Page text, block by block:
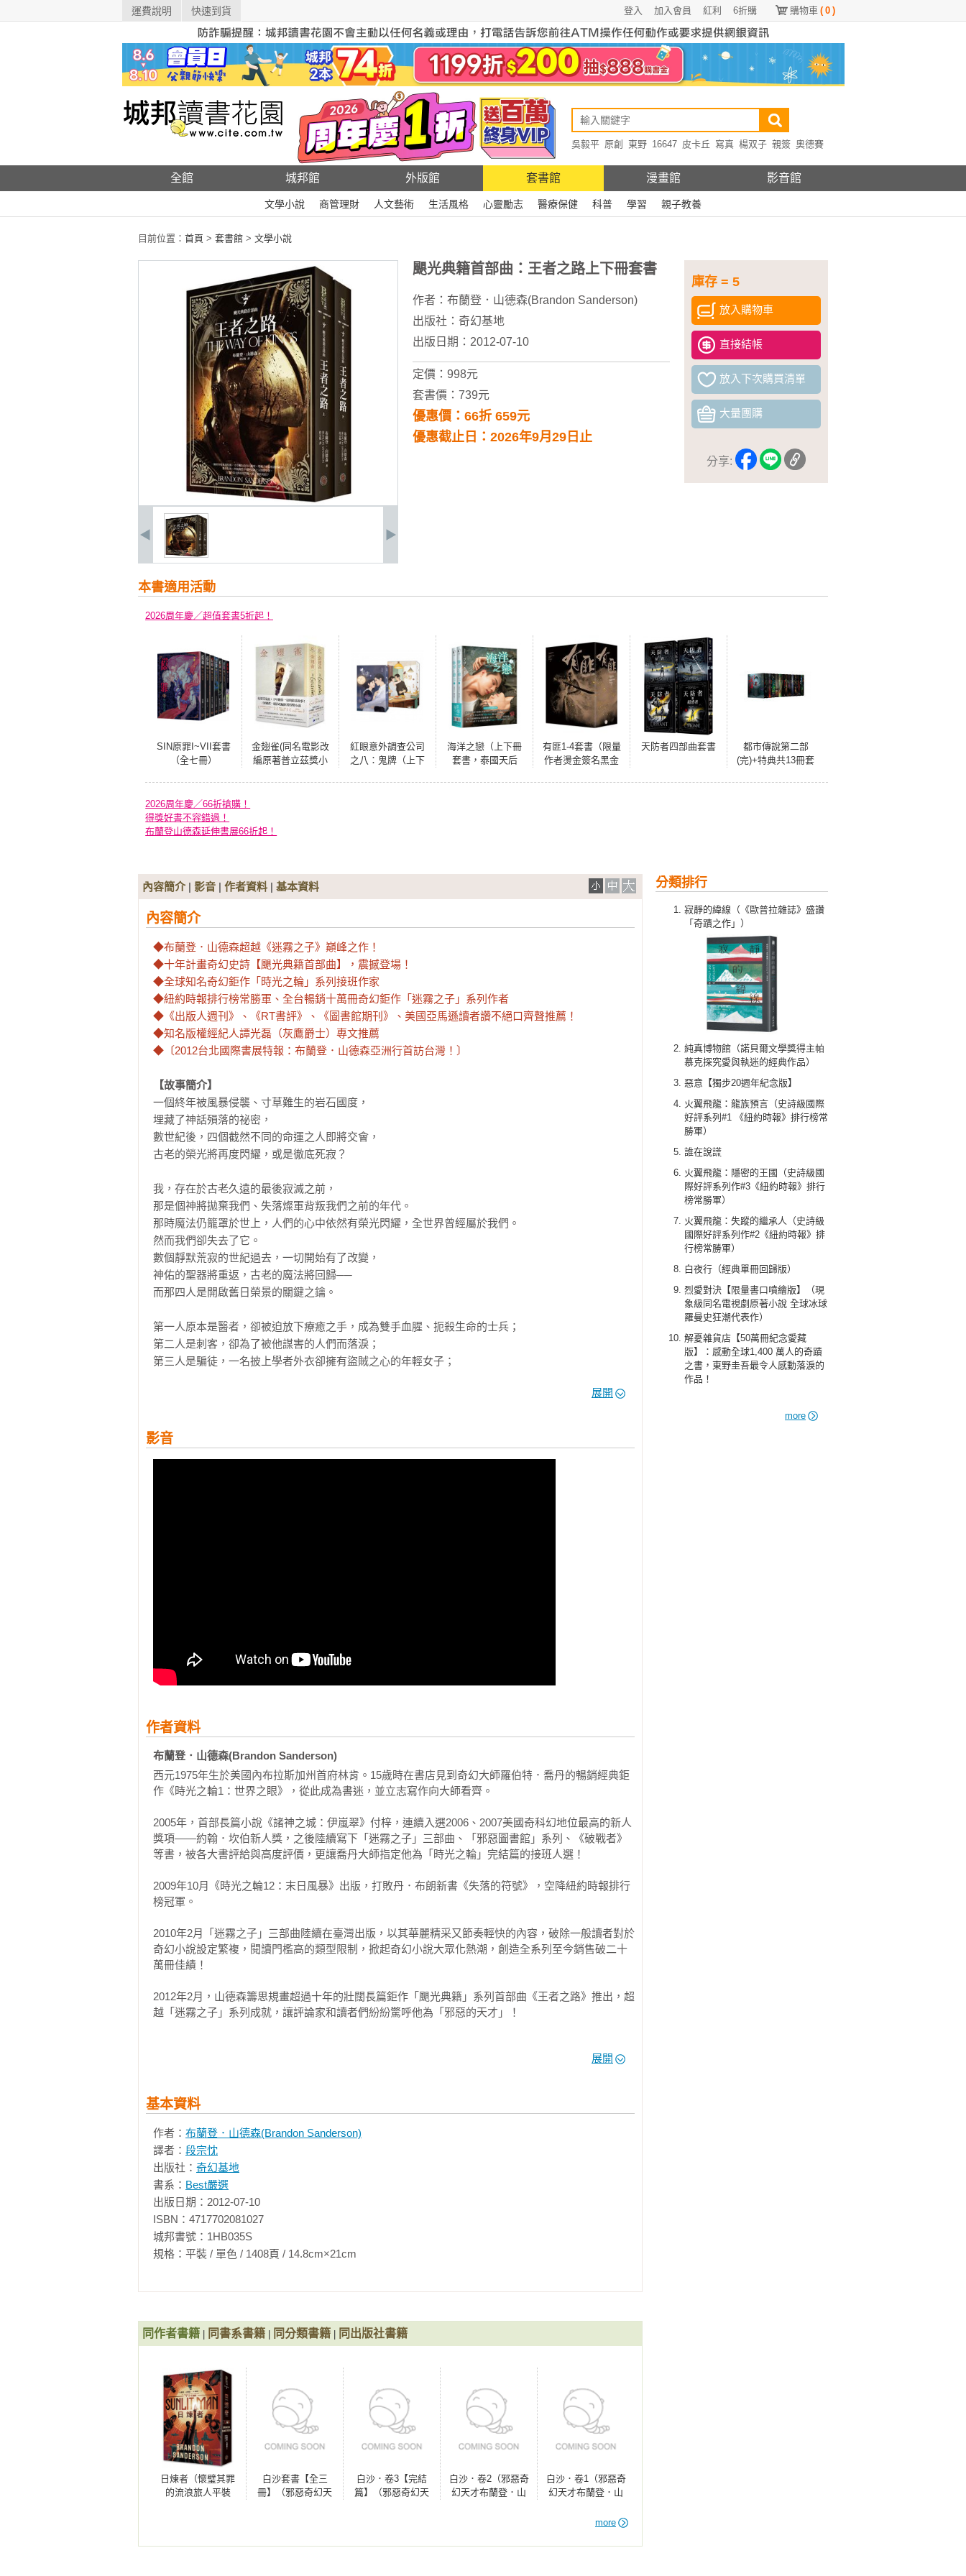
運費說明 快速到貨 購物車 ( 0 )
6折購
紅利
加入會員
登入
吳毅平 原創 東野 16647 皮卡丘 寫真 楊双子 親簽 奧德賽
全館 城邦館 外版館 套書館 漫畫館 影音館
文學小說 商管理財 人文藝術 生活風格 心靈勵志 醫療保健 科普 學習 親子教養
目前位置： 首頁 > 套書館 > 文學小說
庫存 = 5
放入購物車
直接結帳
放入下次購買清單
大量團購
分享:
颶光典籍首部曲：王者之路上下冊套書
作者： 布蘭登．山德森(Brandon Sanderson)
出版社： 奇幻基地
出版日期：2012-07-10
定價：998元
套書價：739元
優惠價：66折 659元
優惠截止日：2026年9月29日止
本書適用活動
2026周年慶／超值套書5折起！
SIN原罪I~VII套書
（全七冊）
金翅雀(同名電影改
編原著普立茲獎小
紅眼意外調查公司
之八：鬼牌（上下
海洋之戀（上下冊
套書，泰國天后
有匪1-4套書（限量
作者燙金簽名黑金
天防者四部曲套書
都市傳說第二部
(完)+特典共13冊套
2026周年慶／66折搶購！
得獎好書不容錯過！
布蘭登山德森延伸書展66折起！
分類排行
寂靜的緯線（《歐普拉雜誌》盛讚
「奇蹟之作」）
純真博物館（諾貝爾文學獎得主帕
慕克探究愛與執迷的經典作品）
惡意【獨步20週年紀念版】
火翼飛龍：龍族預言（史詩級國際
好評系列#1 《紐約時報》排行榜常
勝軍）
誰在說謊
火翼飛龍：隱密的王國（史詩級國
際好評系列作#3《紐約時報》排行
榜常勝軍）
火翼飛龍：失蹤的繼承人（史詩級
國際好評系列作#2《紐約時報》排
行榜常勝軍）
白夜行（經典單冊回歸版）
烈愛對決【限量書口噴繪版】（現
象級同名電視劇原著小說 全球冰球
羅曼史狂潮代表作）
解憂雜貨店【50萬冊紀念愛藏
版】：感動全球1,400 萬人的奇蹟
之書，東野圭吾最令人感動落淚的
作品！
more
內容簡介| 影音 | 作者資料 | 基本資料
內容簡介
◆布蘭登．山德森超越《迷霧之子》巔峰之作！
◆十年計畫奇幻史詩【颶光典籍首部曲】，震撼登場！
◆全球知名奇幻鉅作「時光之輪」系列接班作家
◆紐約時報排行榜常勝軍、全台暢銷十萬冊奇幻鉅作「迷霧之子」系列作者
◆《出版人週刊》、《RT書評》、《圖書館期刊》、美國亞馬遜讀者讚不絕口齊聲推薦！
◆知名版權經紀人譚光磊（灰鷹爵士）專文推薦
◆〔2012台北國際書展特報：布蘭登．山德森亞洲行首訪台灣！〕
【故事簡介】
一個終年被風暴侵襲、寸草難生的岩石國度，
埋藏了神話殞落的祕密，
數世紀後，四個截然不同的命運之人即將交會，
古老的榮光將再度閃耀，或是徹底死寂？
我，存在於古老久遠的最後寂滅之前，
那是個神將拋棄我們、失落燦軍背叛我們之前的年代。
那時魔法仍籠罩於世上，人們的心中依然有榮光閃耀，全世界曾經屬於我們。
然而我們卻失去了它。
數個靜默荒寂的世紀過去，一切開始有了改變，
神佑的聖器將重返，古老的魔法將回歸──
而那四人是開啟舊日榮景的關鍵之鑰。
第一人原本是醫者，卻被迫放下療癒之手，成為雙手血腥、扼殺生命的士兵；
第二人是刺客，卻為了被他謀害的人們而落淚；
第三人是騙徒，一名披上學者外衣卻擁有盜賊之心的年輕女子；
而一人將會傾天覆地。
「山德森真是邪惡的天才，用這種方式證明自己得以超脫他『迷霧之子』三部曲的卓越成就！」──RT
書評
物……這絕對是一部奇幻文學書迷必讀的傑作。」──圖書館期刊
「更平衡，更壯闊，更精妙出色，超過『迷霧之子』的奇幻大作，布蘭登．山德森寫作生涯（截至目
前為止）最最傑出的作品！」──美國亞馬遜讀者Setfan Raets
展開
影音
作者資料
布蘭登．山德森(Brandon Sanderson)
西元1975年生於美國內布拉斯加州首府林肯。15歲時在書店見到奇幻大師羅伯特．喬丹的暢銷經典鉅
作《時光之輪1：世界之眼》，從此成為書迷，並立志寫作向大師看齊。
2005年，首部長篇小說《諸神之城：伊嵐翠》付梓，連續入選2006、2007美國奇科幻地位最高的新人
獎項——約翰．坎伯新人獎，之後陸續寫下「迷霧之子」三部曲、「邪惡圖書館」系列、《破戰者》
等書，被各大書評給與高度評價，更讓喬丹大師指定他為「時光之輪」完結篇的接班人選！
2009年10月《時光之輪12：末日風暴》出版，打敗丹．布朗新書《失落的符號》，空降紐約時報排行
榜冠軍。
2010年2月「迷霧之子」三部曲陸續在臺灣出版，以其華麗精采又節奏輕快的內容，破除一般讀者對於
奇幻小說設定繁複，閱讀門檻高的類型限制，掀起奇幻小說大眾化熱潮，創造全系列至今銷售破二十
萬冊佳績！
2012年2月，山德森籌思規畫超過十年的壯闊長篇鉅作「颶光典籍」系列首部曲《王者之路》推出，超
越「迷霧之子」系列成就，讓評論家和讀者們紛紛驚呼他為「邪惡的天才」！
《陣學師：亞米帝斯學院》上市，融入數學幾何的設定饒富趣味又兼具知識性，開啟了魔法學院冒險
2014年5月，山德森再次挑戰其多變精湛的寫作風格，全新打造邪惡版的超級英雄「審判者傳奇」系
版長達十多年的「時光之輪」系列，終於畫下跨世紀歷史性的完美句點；同年12月，受邀與電玩公司
跨界合作暢銷IOS遊戲《無盡之劍》背景故事創作上市，被讀者喻為「完全超越遊戲的快感動作經
典！」
2015-2021年，陸續出版了「審判者傳奇」系列、「迷霧之子—執法鎔金」系列、忠實讀者引頸期盼已
久的奇幻史詩「颶光典籍」系列，以及科幻長篇「天防者」系列。
2022-2023年，突然向書迷告白自己過去兩年祕密寫了四本書，並於Kickstarter集資平臺專案獲得史上
作者官網：www.brandonsanderson.com
相關著作：《白沙．卷1（邪惡奇幻天才布蘭登．山德森首部圖像小說全彩精緻完整版！）》《白沙．
卷2（邪惡奇幻天才布蘭登．山德森首部圖像小說全彩精緻完整版！）》《白沙．卷3【完結篇】（邪
惡奇幻天才布蘭登．山德森首部圖像小說全彩精緻完整版！）》《白沙．卷3【完結篇】（限量隨書附
贈「山德森之年寰宇藏書票．御沙而行」，邪惡奇幻天才布蘭登．山德森首部圖像小說全彩精緻完整
版！）》《白沙．卷2（限量隨書附贈「山德森之年寰宇藏書票．御沙而行」，邪惡奇幻天才布蘭登．
山德森首部圖像小說全彩精緻完整版！）》《白沙．卷1（限量隨書附贈「山德森之年寰宇藏書票．御
沙而行」，邪惡奇幻天才布蘭登．山德森首部圖像小說全彩精緻完整版！）》《迷霧之子系列－執法
鎔金：謎金（完結篇）》《迷霧之子－執法鎔金：謎金（完結篇）（限量作者親筆簽名版）》《晨碎
（限量贈品，典藏燙金精裝版，颶光典籍系列外傳）》《晨碎（颶光典籍系列外傳，限量典藏燙金精
下冊》《無名之子》《無垠祕典（典藏精裝版）》《無垠祕典（作者親簽限量典藏精裝版）》《天防
展開
基本資料
作者： 布蘭登．山德森(Brandon Sanderson)
譯者： 段宗忱
出版社： 奇幻基地
書系： Best嚴選
出版日期：2012-07-10
ISBN：4717702081027
城邦書號：1HB035S
規格：平裝 / 單色 / 1408頁 / 14.8cm×21cm
同作者書籍 同書系書籍 同分類書籍 同出版社書籍
日煉者（懷璧其罪
的流浪旅人平裝
白沙套書【全三
冊】（邪惡奇幻天
白沙．卷3【完結
篇】（邪惡奇幻天
白沙．卷2（邪惡奇
幻天才布蘭登．山
白沙．卷1（邪惡奇
幻天才布蘭登．山
全彩精緻完整
more